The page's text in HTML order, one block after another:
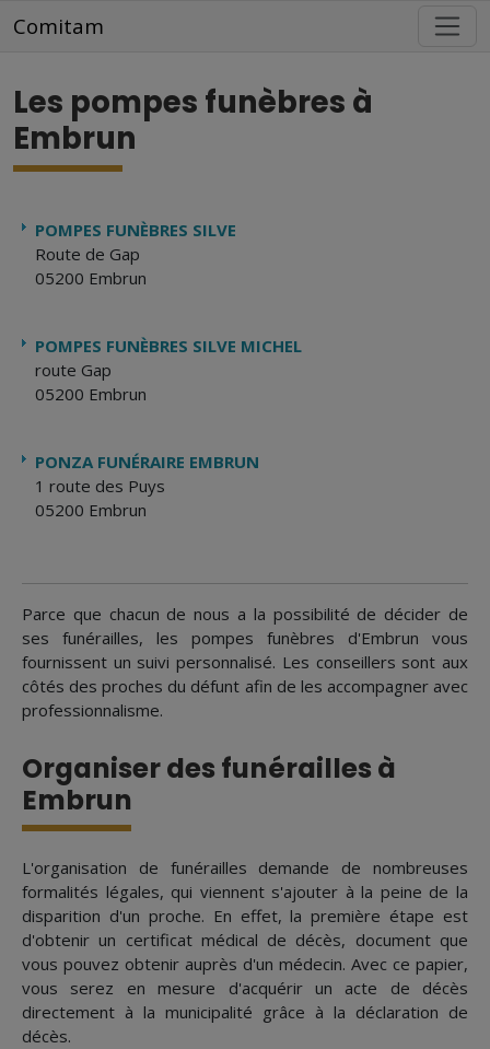
Comitam
Les pompes funèbres à
Embrun
Parce que chacun de nous a la possibilité de décider de
ses funérailles, les pompes funèbres d'Embrun vous
fournissent un suivi personnalisé. Les conseillers sont aux
côtés des proches du défunt afin de les accompagner avec
professionnalisme.
Organiser des funérailles à
Embrun
L'organisation de funérailles demande de nombreuses
formalités légales, qui viennent s'ajouter à la peine de la
disparition d'un proche. En effet, la première étape est
d'obtenir un certificat médical de décès, document que
vous pouvez obtenir auprès d'un médecin. Avec ce papier,
vous serez en mesure d'acquérir un acte de décès
directement à la municipalité grâce à la déclaration de
décès.
POMPES FUNÈBRES SILVE
Route de Gap
05200 Embrun
POMPES FUNÈBRES SILVE MICHEL
route Gap
05200 Embrun
PONZA FUNÉRAIRE EMBRUN
1 route des Puys
05200 Embrun